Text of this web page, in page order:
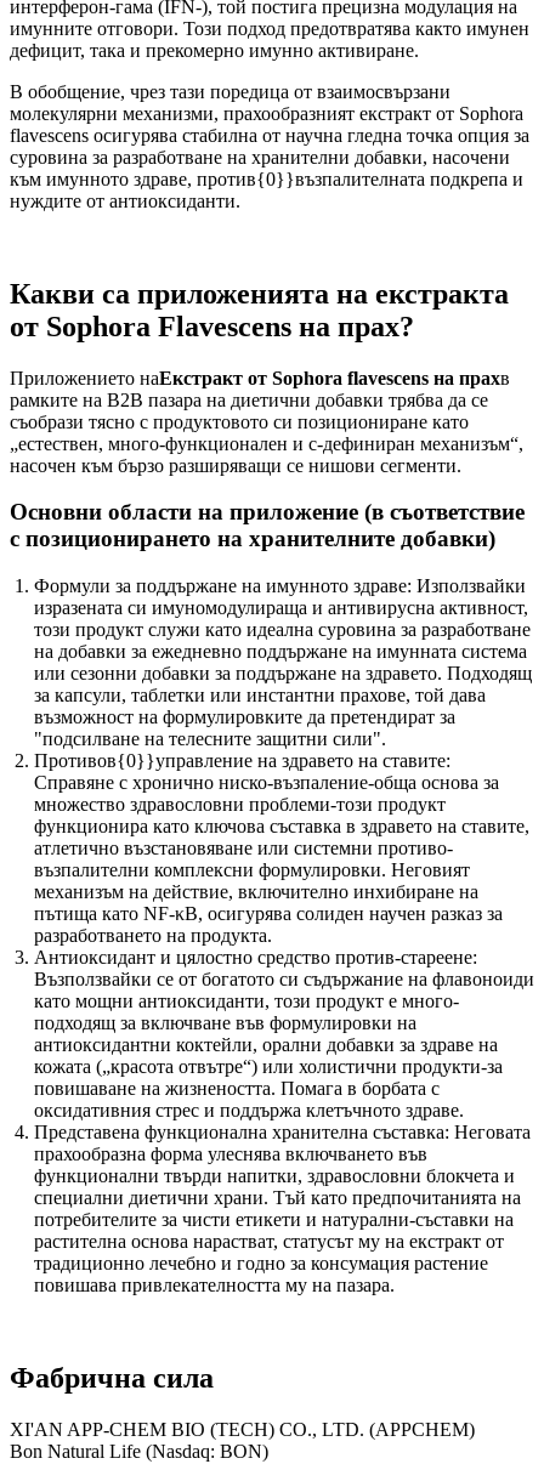
интерферон-гама (IFN-), той постига прецизна модулация на
имунните отговори. Този подход предотвратява както имунен
дефицит, така и прекомерно имунно активиране.
В обобщение, чрез тази поредица от взаимосвързани
молекулярни механизми, прахообразният екстракт от Sophora
flavescens осигурява стабилна от научна гледна точка опция за
суровина за разработване на хранителни добавки, насочени
към имунното здраве, против{0}}възпалителната подкрепа и
нуждите от антиоксиданти.
Какви са приложенията на екстракта
от Sophora Flavescens на прах?
Приложението наЕкстракт от Sophora flavescens на прахв
рамките на B2B пазара на диетични добавки трябва да се
съобрази тясно с продуктовото си позициониране като
„естествен, много-функционален и с-дефиниран механизъм“,
насочен към бързо разширяващи се нишови сегменти.
Основни области на приложение (в съответствие
с позиционирането на хранителните добавки)
Формули за поддържане на имунното здраве: Използвайки
изразената си имуномодулираща и антивирусна активност,
този продукт служи като идеална суровина за разработване
на добавки за ежедневно поддържане на имунната система
или сезонни добавки за поддържане на здравето. Подходящ
за капсули, таблетки или инстантни прахове, той дава
възможност на формулировките да претендират за
"подсилване на телесните защитни сили".
Противов{0}}управление на здравето на ставите:
Справяне с хронично ниско-възпаление-обща основа за
множество здравословни проблеми-този продукт
функционира като ключова съставка в здравето на ставите,
атлетично възстановяване или системни противо-
възпалителни комплексни формулировки. Неговият
механизъм на действие, включително инхибиране на
пътища като NF-κB, осигурява солиден научен разказ за
разработването на продукта.
Антиоксидант и цялостно средство против-стареене:
Възползвайки се от богатото си съдържание на флавоноиди
като мощни антиоксиданти, този продукт е много-
подходящ за включване във формулировки на
антиоксидантни коктейли, орални добавки за здраве на
кожата („красота отвътре“) или холистични продукти-за
повишаване на жизнеността. Помага в борбата с
оксидативния стрес и поддържа клетъчното здраве.
Представена функционална хранителна съставка: Неговата
прахообразна форма улеснява включването във
функционални твърди напитки, здравословни блокчета и
специални диетични храни. Тъй като предпочитанията на
потребителите за чисти етикети и натурални-съставки на
растителна основа нарастват, статусът му на екстракт от
традиционно лечебно и годно за консумация растение
повишава привлекателността му на пазара.
Фабрична сила
XI'AN APP-CHEM BIO (TECH) CO., LTD. (APPCHEM)
Bon Natural Life (Nasdaq: BON)